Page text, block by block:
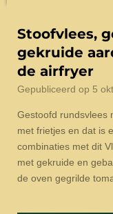
Stoofvlees,
gekruide
de airfryer
Gepubliceerd op 5
Gestoofd rundsvlees
met frietjes en dat is
combinaties met dit
met gekruide en
de oven gegrilde